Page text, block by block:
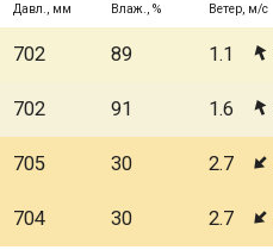
Давл., мм Влаж., % Ветер, м/с
702 89 1.1
702 91 1.6
705 30 2.7
704 30 2.7